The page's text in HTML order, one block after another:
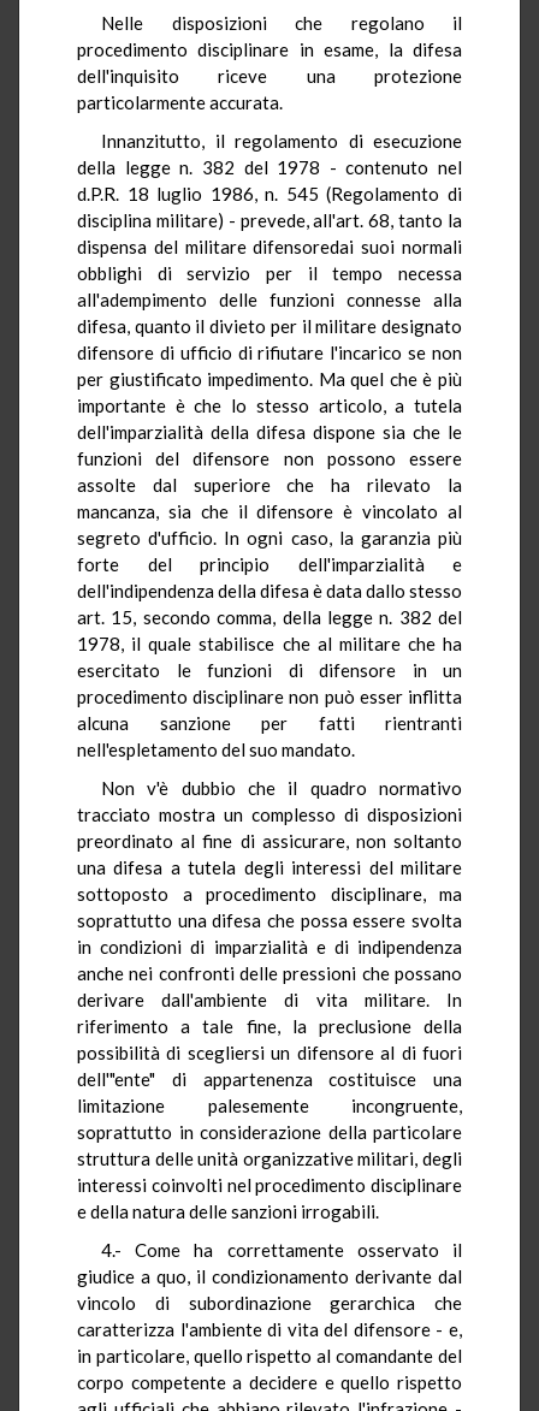
Nelle disposizioni che regolano il
procedimento disciplinare in esame, la difesa
dell'inquisito riceve una protezione
particolarmente accurata.
Innanzitutto, il regolamento di esecuzione
della legge n. 382 del 1978 - contenuto nel
d.P.R. 18 luglio 1986, n. 545 (Regolamento di
disciplina militare) - prevede, all'art. 68, tanto la
dispensa del militare difensoredai suoi normali
obblighi di servizio per il tempo necessa
all'adempimento delle funzioni connesse alla
difesa, quanto il divieto per il militare designato
difensore di ufficio di rifiutare l'incarico se non
per giustificato impedimento. Ma quel che è più
importante è che lo stesso articolo, a tutela
dell'imparzialità della difesa dispone sia che le
funzioni del difensore non possono essere
assolte dal superiore che ha rilevato la
mancanza, sia che il difensore è vincolato al
segreto d'ufficio. In ogni caso, la garanzia più
forte del principio dell'imparzialità e
dell'indipendenza della difesa è data dallo stesso
art. 15, secondo comma, della legge n. 382 del
1978, il quale stabilisce che al militare che ha
esercitato le funzioni di difensore in un
procedimento disciplinare non può esser inflitta
alcuna sanzione per fatti rientranti
nell'espletamento del suo mandato.
Non v'è dubbio che il quadro normativo
tracciato mostra un complesso di disposizioni
preordinato al fine di assicurare, non soltanto
una difesa a tutela degli interessi del militare
sottoposto a procedimento disciplinare, ma
soprattutto una difesa che possa essere svolta
in condizioni di imparzialità e di indipendenza
anche nei confronti delle pressioni che possano
derivare dall'ambiente di vita militare. In
riferimento a tale fine, la preclusione della
possibilità di scegliersi un difensore al di fuori
dell'"ente" di appartenenza costituisce una
limitazione palesemente incongruente,
soprattutto in considerazione della particolare
struttura delle unità organizzative militari, degli
interessi coinvolti nel procedimento disciplinare
e della natura delle sanzioni irrogabili.
4.- Come ha correttamente osservato il
giudice a quo, il condizionamento derivante dal
vincolo di subordinazione gerarchica che
caratterizza l'ambiente di vita del difensore - e,
in particolare, quello rispetto al comandante del
corpo competente a decidere e quello rispetto